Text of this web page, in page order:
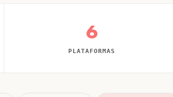
6
PLATAFORMAS